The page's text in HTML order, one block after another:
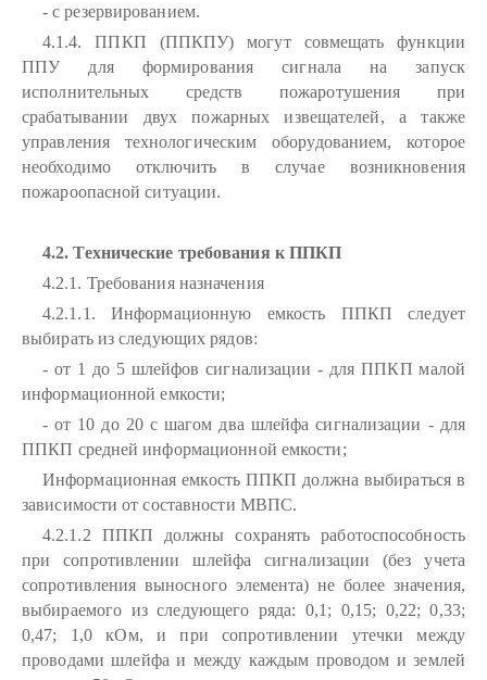
- с резервированием.
4.1.4. ППКП (ППКПУ) могут совмещать функции
ППУ для формирования сигнала на запуск
исполнительных средств пожаротушения при
срабатывании двух пожарных извещателей, а также
управления технологическим оборудованием, которое
необходимо отключить в случае возникновения
пожароопасной ситуации.
4.2. Технические требования к ППКП
4.2.1. Требования назначения
4.2.1.1. Информационную емкость ППКП следует
выбирать из следующих рядов:
- от 1 до 5 шлейфов сигнализации - для ППКП малой
информационной емкости;
- от 10 до 20 с шагом два шлейфа сигнализации - для
ППКП средней информационной емкости;
Информационная емкость ППКП должна выбираться в
зависимости от составности МВПС.
4.2.1.2 ППКП должны сохранять работоспособность
при сопротивлении шлейфа сигнализации (без учета
сопротивления выносного элемента) не более значения,
выбираемого из следующего ряда: 0,1; 0,15; 0,22; 0,33;
0,47; 1,0 кОм, и при сопротивлении утечки между
проводами шлейфа и между каждым проводом и землей